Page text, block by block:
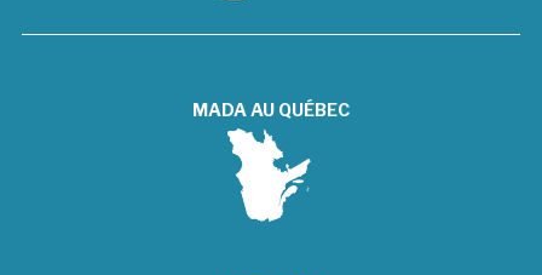
MADA AU QUÉBEC